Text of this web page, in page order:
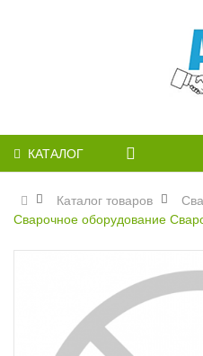
КАТАЛОГ
Каталог товаров
Сварочное оборудование